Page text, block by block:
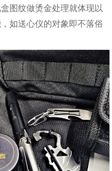
图纹做烫金处理就体现以
如送心仪的对象即不落俗